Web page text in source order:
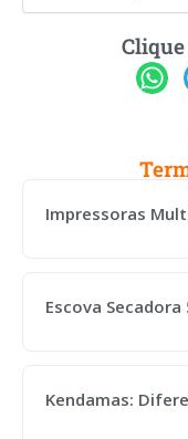
Impressoras
Escova
Kendamas: